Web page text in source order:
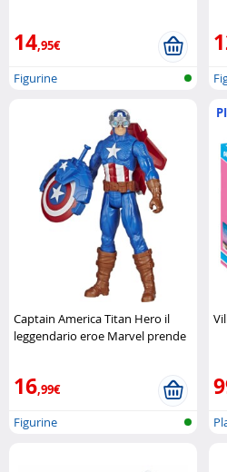
14,95€
Figurine
Captain America Titan Hero il
leggendario eroe Marvel prende
16,99€
Figurine